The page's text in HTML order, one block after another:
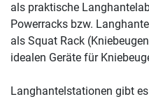
als praktische
Powerracks bzw.
als Squat Rack
idealen Geräte für
Langhantelstationen gibt